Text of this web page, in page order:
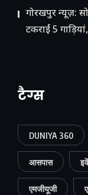
गोरखपुर न्यूज़:
टकराईं 5
टैग्स
DUNIYA 360
आसपास
एमजीयूजी